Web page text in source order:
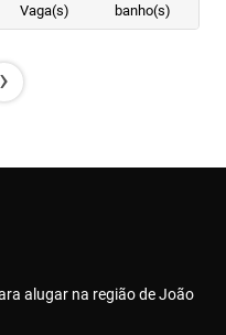
Vaga(s)
banho(s)
›
alugar na região de João